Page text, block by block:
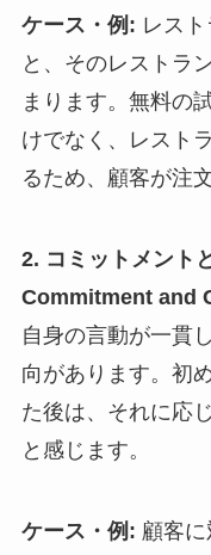
ケース・例: レス
と、そのレストラ
まります。無料の
けでなく、レスト
るため、顧客が注
2. コミットメント
Commitment and
自身の言動が一貫
向があります。初
た後は、それに応
と感じます。
ケース・例: 顧客